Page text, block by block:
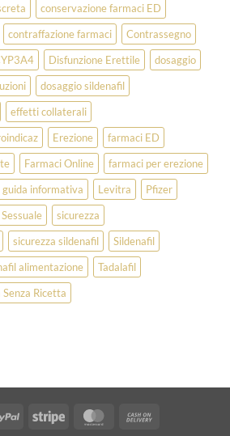
conservazione farmaci ED
contraffazione farmaci
Contrassegno
Disfunzione Erettile
dosaggio
dosaggio sildenafil
effetti collaterali
Erezione
farmaci ED
Farmaci Online
farmaci per erezione
guida informativa Levitra
Pfizer
sicurezza
sicurezza sildenafil
Sildenafil
alimentazione
Tadalafil
Ricetta
PayPal Stripe MasterCard